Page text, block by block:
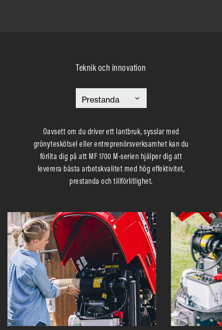
Teknik och innovation
Oavsett om du driver ett lantbruk, sysslar med
grönyteskötsel eller entreprenörsverksamhet kan du
förlita dig på att MF 1700 M-serien hjälper dig att
leverera bästa arbetskvalitet med hög effektivitet,
prestanda och tillförlitlighet.